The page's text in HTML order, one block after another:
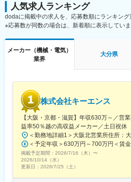
技術部門は現在20名で構成されてお
す。フラットな組織で、各メンバー
協力して業務に取り組んでいます。
■仕事の魅力：
- 当社は東証プライム上場のFIGグル
した経営基盤のもと、大手企業との
- 企業風土として3C（CHANGE・
COMMUNICATION）を掲げており、
環境で働くことができます。
変更の範囲：会社の定める業務
人気求人ランキング
dodaに掲載中の求人を、応募数順にランキング
※応募数が同数の場合は、新着順に表示していま
メーカー（機械・電気）
業界
大分県
株式会社キーエンス
【大阪・京都・滋賀】年収630万～／営
益率50％越の高収益メーカー／土日祝休
掲載予定期間： 2026/7/16（木） 〜
2026/10/14（水）
更新日： 2026/7/25（土）